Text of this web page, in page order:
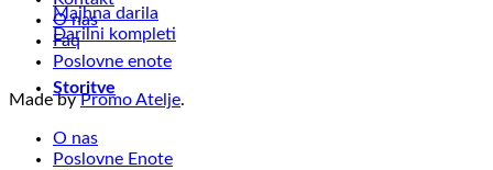
Majhna darila
Darilni kompleti
Storitve
O nas
Faq
Poslovne enote
Made byPromo Atelje.
O nas
Poslovne Enote